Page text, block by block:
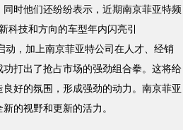
时他们还纷纷表示，近期南京菲亚特频
科技和方向的车型年内闪亮引
动，加上南京菲亚特公司在人才、经销
打出了抢占市场的强劲组合拳。这将给
好的氛围，形成强劲的动力。南京菲亚
的视野和更新的活力。